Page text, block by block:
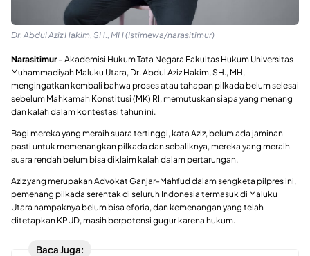
Dr. Abdul Aziz Hakim, SH., MH (Istimewa/narasitimur)
Narasitimur– Akademisi Hukum Tata Negara Fakultas Hukum Universitas
Muhammadiyah Maluku Utara, Dr. Abdul Aziz Hakim, SH., MH,
mengingatkan kembali bahwa proses atau tahapan pilkada belum selesai
sebelum Mahkamah Konstitusi (MK) RI, memutuskan siapa yang menang
dan kalah dalam kontestasi tahun ini.
Bagi mereka yang meraih suara tertinggi, kata Aziz, belum ada jaminan
pasti untuk memenangkan pilkada dan sebaliknya, mereka yang meraih
suara rendah belum bisa diklaim kalah dalam pertarungan.
Aziz yang merupakan Advokat Ganjar-Mahfud dalam sengketa pilpres ini,
pemenang pilkada serentak di seluruh Indonesia termasuk di Maluku
Utara nampaknya belum bisa eforia, dan kemenangan yang telah
ditetapkan KPUD, masih berpotensi gugur karena hukum.
Baca Juga: